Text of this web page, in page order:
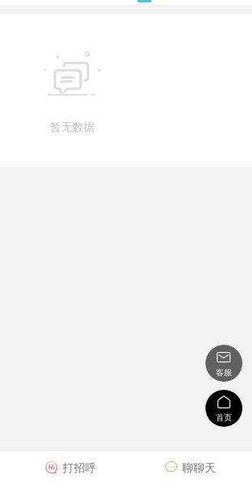

暂无数据
 打招呼  聊聊天

客服

首页